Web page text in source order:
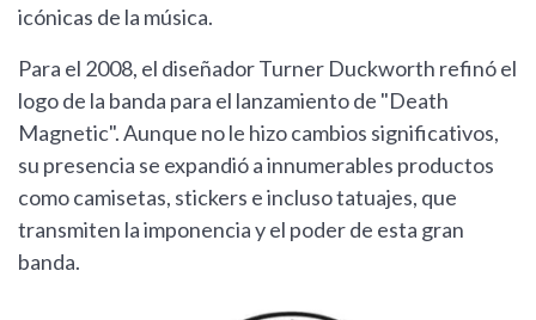
icónicas de la música.
Para el 2008, el diseñador Turner Duckworth refinó el
logo de la banda para el lanzamiento de "Death
Magnetic". Aunque no le hizo cambios significativos,
su presencia se expandió a innumerables productos
como camisetas, stickers e incluso tatuajes, que
transmiten la imponencia y el poder de esta gran
banda.